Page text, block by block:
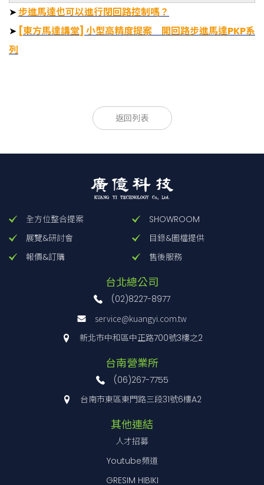
➤步進馬達也可以進行閉回路控制嗎？
➤ [東方馬達講堂] 小型高精度提案 開回路步進馬達PKP系
列
20~85
42、60
42、60 0.024~0.2
返回列表
全方位整合提案
SHOWROOM
展覽&研討會
目錄&圖檔提供
報價&訂購
售後服務
台北總公司
(02)8227-8977
service@kuangyi.com.tw
新北市中和區中正路700號3樓之2
台南營業所
(06)267-7755
台南市東區東門路三段31號6樓A2
其他連結
人才招募
Youtube頻道
GRESIM HIBIKI